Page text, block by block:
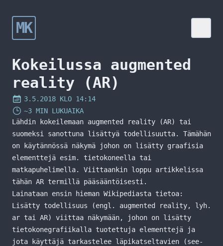
MK
Kokeilussa augmented
reality (AR)
3.5.2018 KLO 14:14
~3 MIN LUKUAIKA
Lähdin kokeilemaan augmented reality (AR) tai
suomeksi sanottuna lisättyä todellisuutta. Tämähän
on käytännössä näkymä johon on lisätty graafisia
elementtejä esim. tietokoneella tai
matkapuhelimella. Viittaankin loppu artikkelissa
tähän AR termillä pääsääntöisesti.
Lainataan ensin hieman Wikipediasta tietoa:
Lisätty todellisuus (engl. augmented reality, lyh.
ar tai AR) viittaa näkymään, johon on lisätty
tietokonegrafiikalla tuotettuja elementtejä ja
jota käyttäjä tarkastelee läpikatseltavien (see-